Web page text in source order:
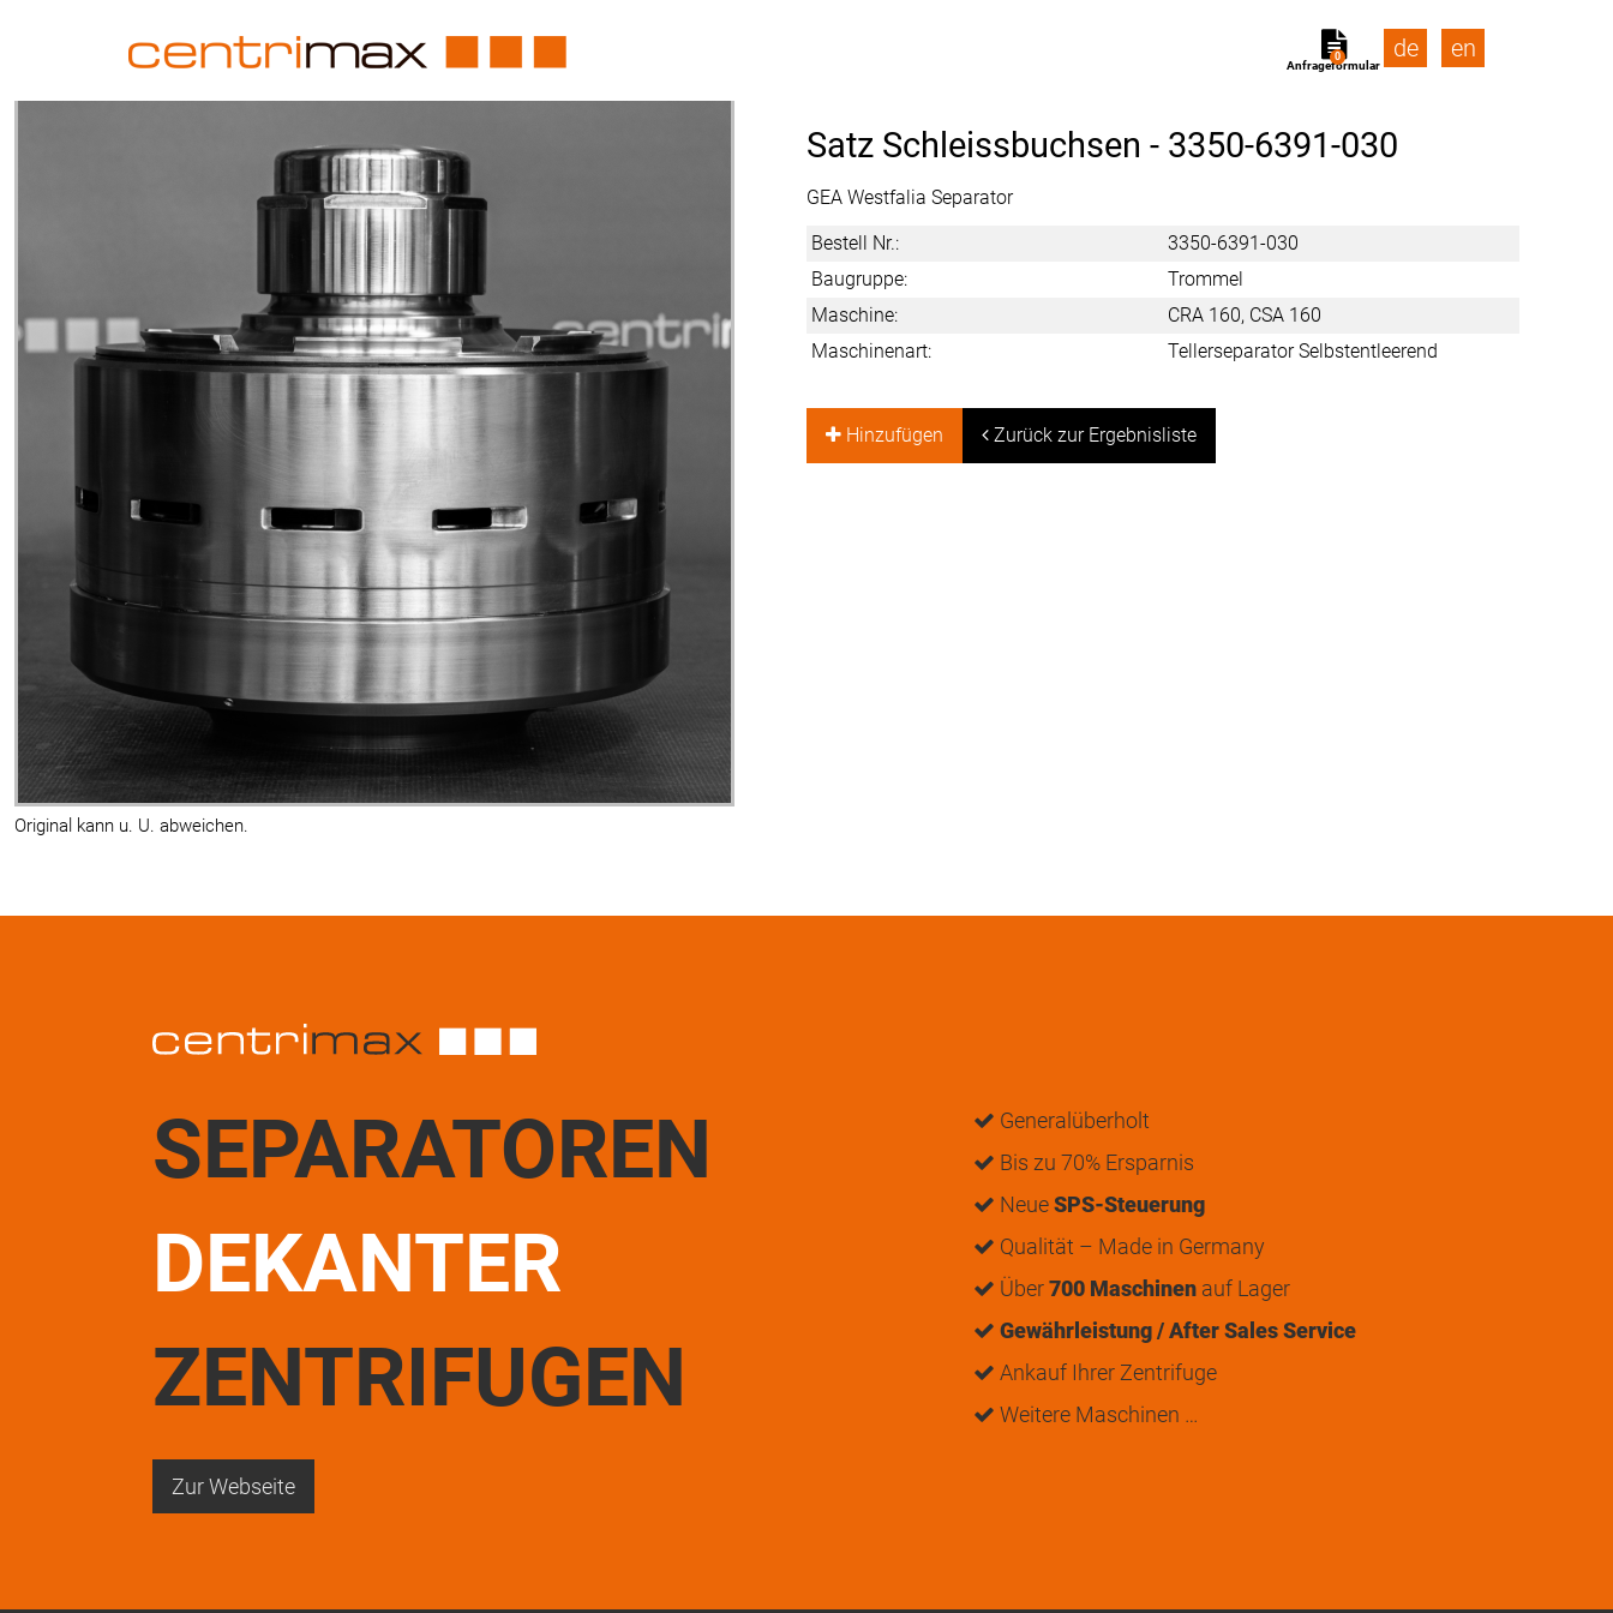
Anfrageformular
0 de en
Original kann u. U. abweichen.
Satz Schleissbuchsen - 3350-6391-030
GEA Westfalia Separator
Bestell Nr.:
3350-6391-030
Baugruppe:
Trommel
Maschine:
CRA 160, CSA 160
Maschinenart:
Tellerseparator Selbstentleerend
Hinzufügen Zurück zur Ergebnisliste
SEPARATOREN
DEKANTER
ZENTRIFUGEN
Generalüberholt
Bis zu 70% Ersparnis
NeueSPS-Steuerung
Qualität – Made in Germany
Über700 Maschinen auf Lager
Gewährleistung / After Sales Service
Ankauf Ihrer Zentrifuge
Weitere Maschinen …
Zur Webseite